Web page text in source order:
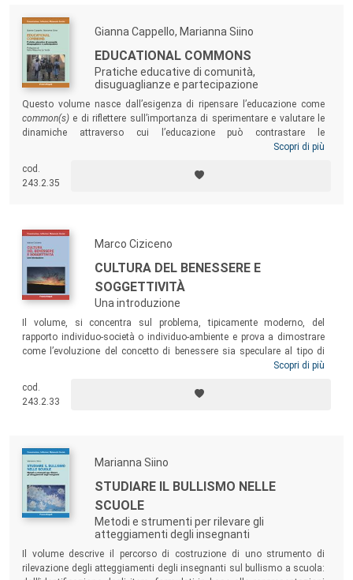
Gianna Cappello, Marianna Siino
EDUCATIONAL COMMONS
Pratiche educative di comunità,
disuguaglianze e partecipazione
Questo volume nasce dall’esigenza di ripensare l’educazione come
common(s) e di riflettere sull’importanza di sperimentare e valutare le
dinamiche attraverso cui l’educazione può contrastare le
disuguaglianze, innescare un cambiamento e sostenerlo nel tempo, al
esprimere al meglio le loro potenzialità. Il testo presenta i risultati di
una ricerca condotta nell’ambito del progetto europeo Horizon 2020
politiche sociali ed educative.
Scopri di più
cod.
243.2.35
Marco Ciziceno
CULTURA DEL BENESSERE E
SOGGETTIVITÀ
Una introduzione
Il volume, si concentra sul problema, tipicamente moderno, del
rapporto individuo-società o individuo-ambiente e prova a dimostrare
come l’evoluzione del concetto di benessere sia speculare al tipo di
società che lo produce e riproduce. Sebbene non sia semplice
moderni e contemporanei, si può provare a speculare attraverso il loro
pensiero. Il testo offre, quindi, una panoramica sui principali esiti
Scopri di più
cod.
243.2.33
Marianna Siino
STUDIARE IL BULLISMO NELLE
SCUOLE
Metodi e strumenti per rilevare gli
atteggiamenti degli insegnanti
Il volume descrive il percorso di costruzione di uno strumento di
rilevazione degli atteggiamenti degli insegnanti sul bullismo a scuola: